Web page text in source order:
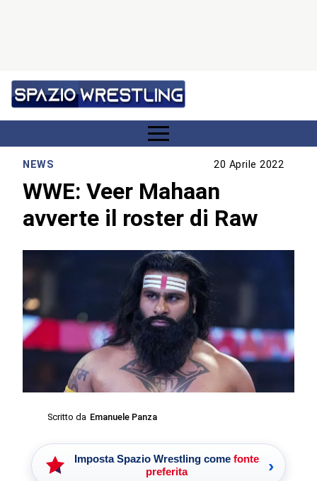
NEWS 20 Aprile 2022
WWE: Veer Mahaan
avverte il roster di Raw
Scritto da Emanuele Panza
Imposta Spazio Wrestling come fonte
preferita
›